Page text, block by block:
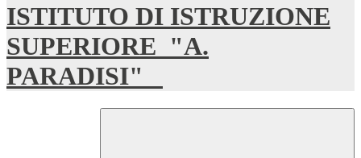
ISTITUTO DI ISTRUZIONE
SUPERIORE "A.
PARADISI"